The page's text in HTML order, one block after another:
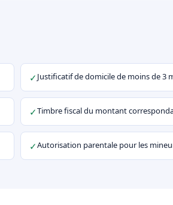
✓Justificatif de domicile de moins de 3
✓Timbre fiscal du montant
✓Autorisation parentale pour les